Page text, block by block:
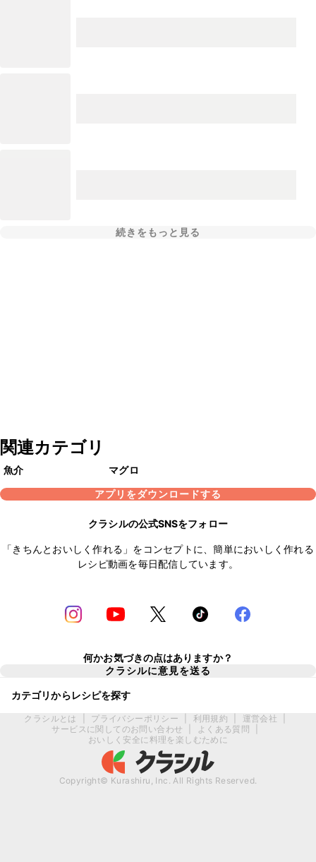
続きをもっと見る
関連カテゴリ
魚介
マグロ
アプリをダウンロードする
クラシルの公式SNSをフォロー
「きちんとおいしく作れる」をコンセプトに、簡単においしく作れる
レシピ動画を毎日配信しています。
何かお気づきの点はありますか？
クラシルに意見を送る
カテゴリからレシピを探す
クラシルとは プライバシーポリシー 利用規約 運営会社
サービスに関してのお問い合わせ
よくある質問
おいしく安全に料理を楽しむために
Copyright© Kurashiru, Inc. All Rights Reserved.